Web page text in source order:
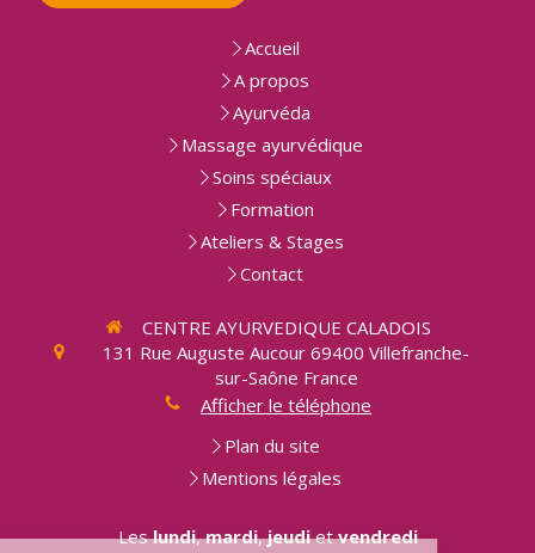
Accueil
A propos
Ayurvéda
Massage ayurvédique
Soins spéciaux
Formation
Ateliers & Stages
Contact
CENTRE AYURVEDIQUE CALADOIS
131 Rue Auguste Aucour 69400 Villefranche-
sur-Saône France
Afficher le téléphone
Plan du site
Mentions légales
Leslundi,mardi,jeudietvendredi